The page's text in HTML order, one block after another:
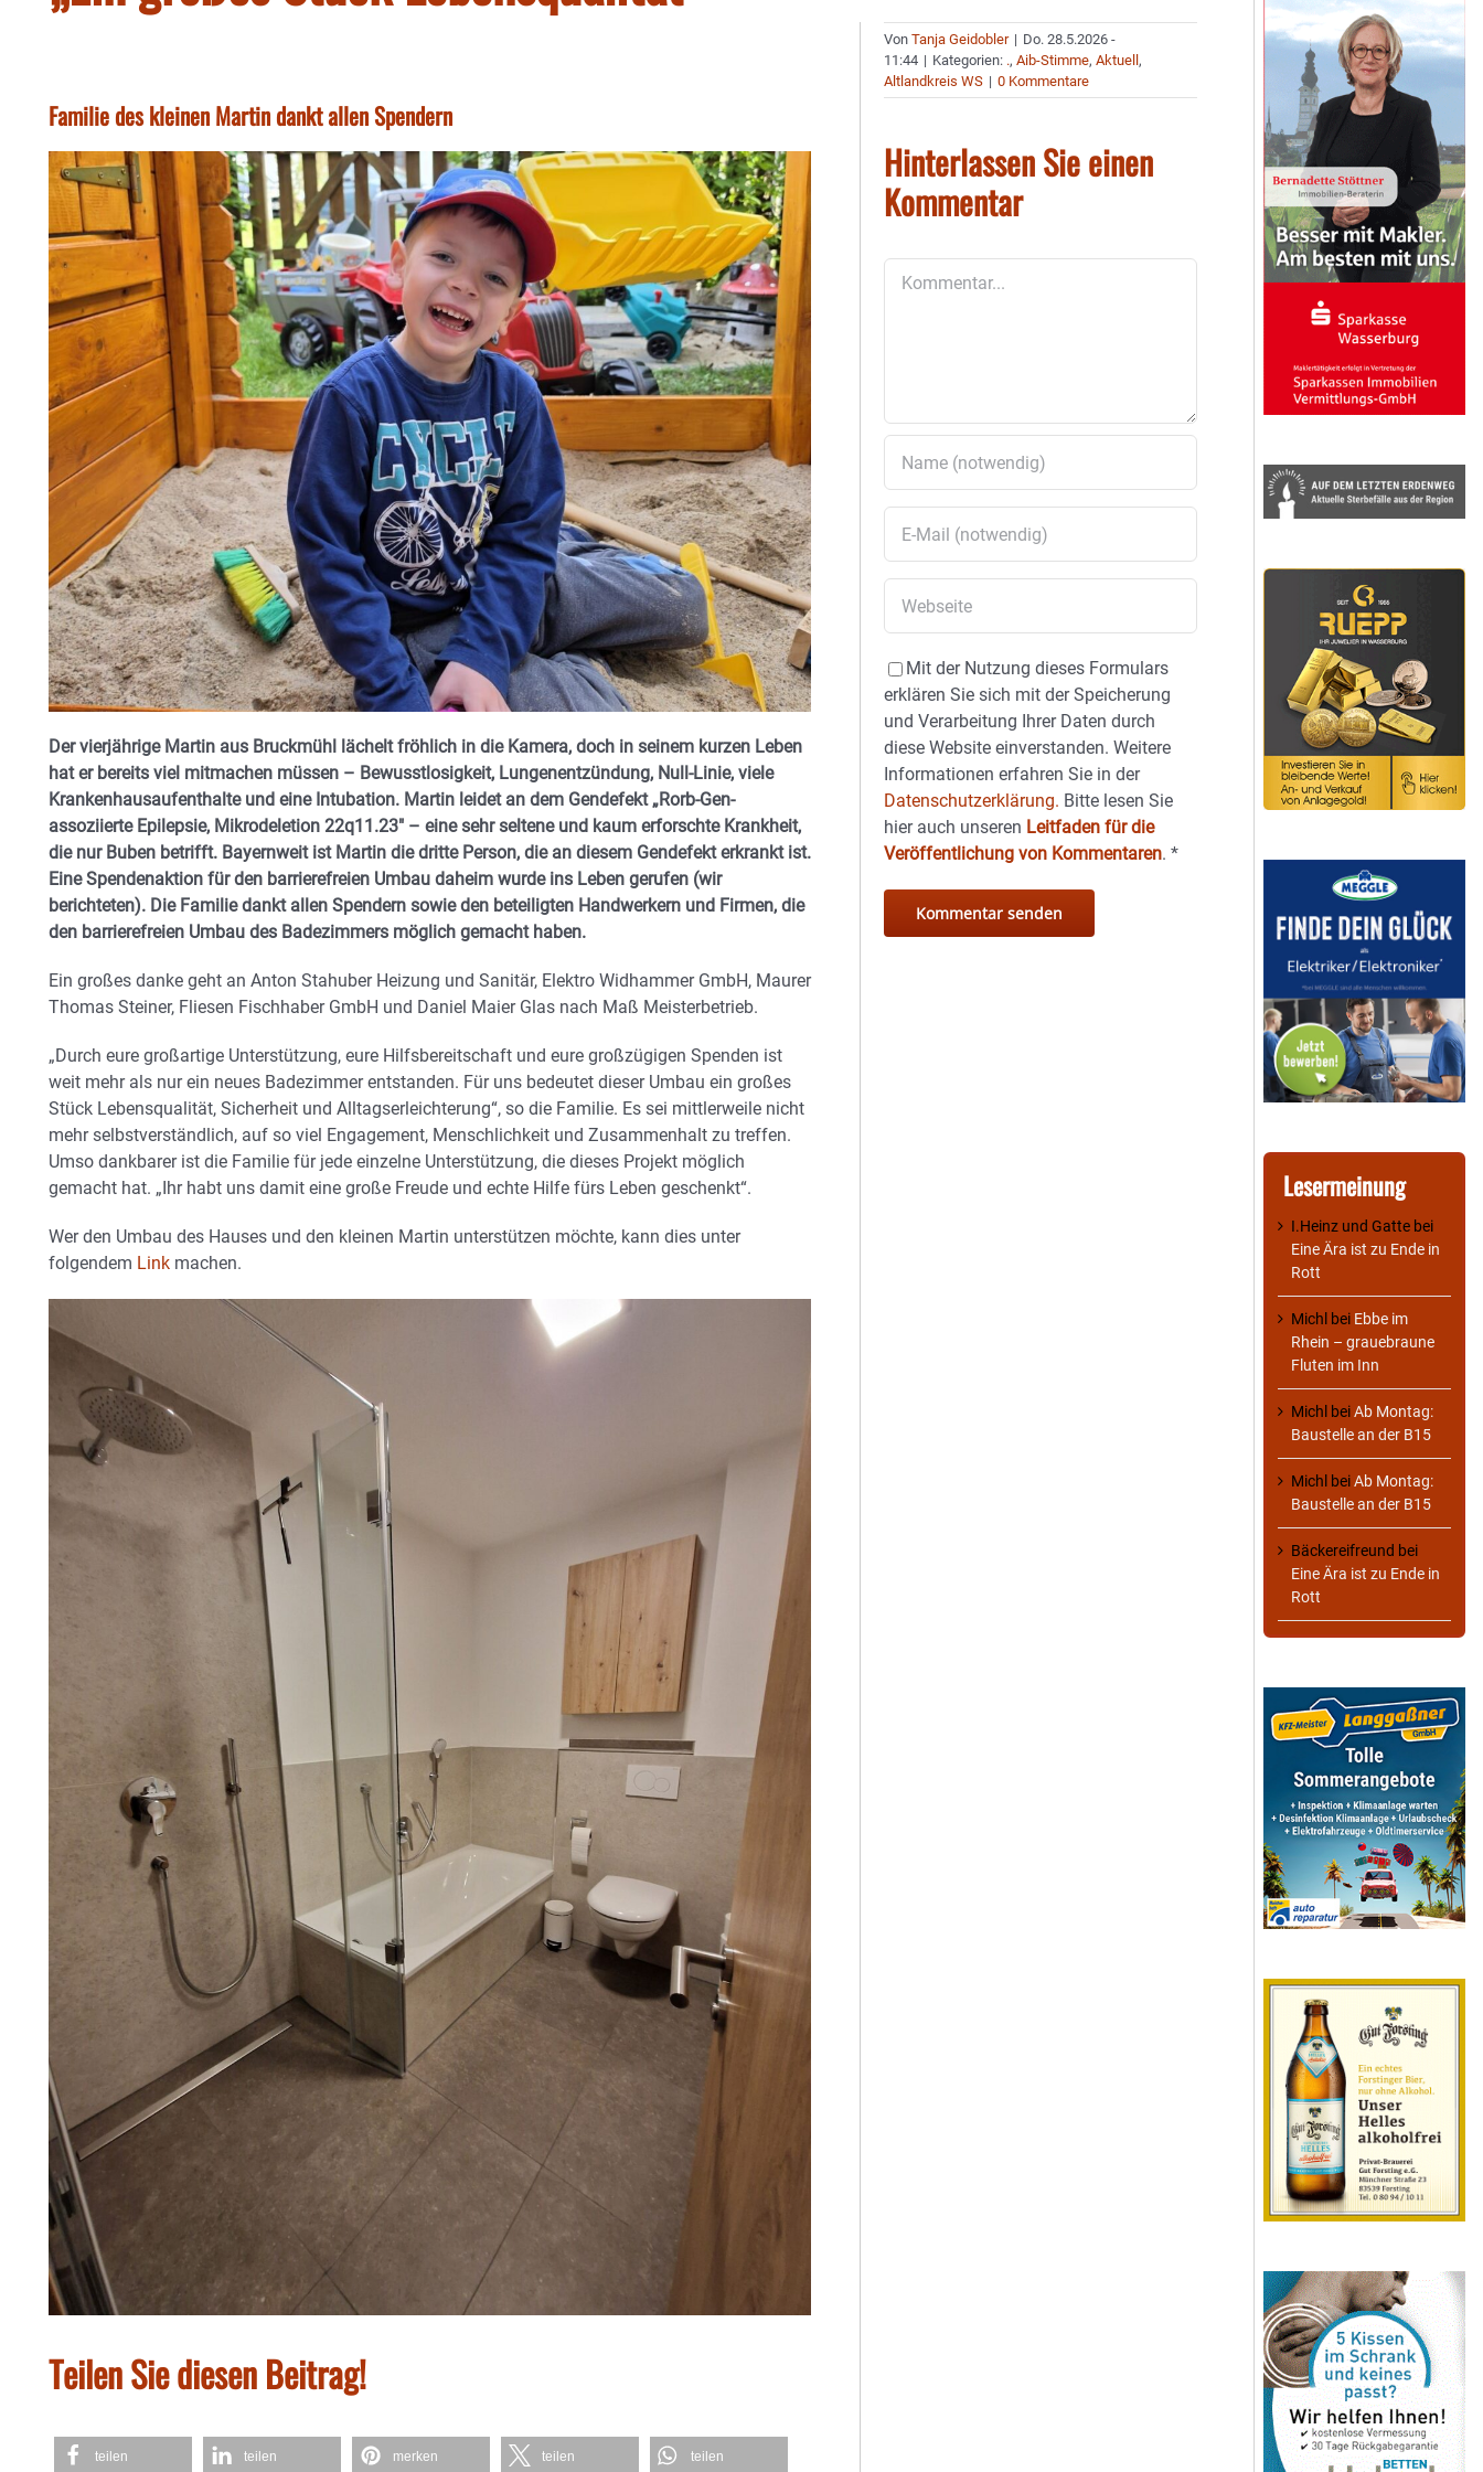
Familie des kleinen Martin dankt allen Spendern
Der vierjährige Martin aus Bruckmühl lächelt fröhlich in die Kamera, doch in seinem kurzen Leben
hat er bereits viel mitmachen müssen – Bewusstlosigkeit, Lungenentzündung, Null-Linie, viele
Krankenhausaufenthalte und eine Intubation. Martin leidet an dem Gendefekt „Rorb-Gen-
assoziierte Epilepsie, Mikrodeletion 22q11.23″ – eine sehr seltene und kaum erforschte Krankheit,
die nur Buben betrifft. Bayernweit ist Martin die dritte Person, die an diesem Gendefekt erkrankt ist.
Eine Spendenaktion für den barrierefreien Umbau daheim wurde ins Leben gerufen (wir
berichteten). Die Familie dankt allen Spendern sowie den beteiligten Handwerkern und Firmen, die
den barrierefreien Umbau des Badezimmers möglich gemacht haben.
Ein großes danke geht an Anton Stahuber Heizung und Sanitär, Elektro Widhammer GmbH, Maurer
Thomas Steiner, Fliesen Fischhaber GmbH und Daniel Maier Glas nach Maß Meisterbetrieb.
„Durch eure großartige Unterstützung, eure Hilfsbereitschaft und eure großzügigen Spenden ist
weit mehr als nur ein neues Badezimmer entstanden. Für uns bedeutet dieser Umbau ein großes
Stück Lebensqualität, Sicherheit und Alltagserleichterung“, so die Familie. Es sei mittlerweile nicht
mehr selbstverständlich, auf so viel Engagement, Menschlichkeit und Zusammenhalt zu treffen.
Umso dankbarer ist die Familie für jede einzelne Unterstützung, die dieses Projekt möglich
gemacht hat. „Ihr habt uns damit eine große Freude und echte Hilfe fürs Leben geschenkt“.
Wer den Umbau des Hauses und den kleinen Martin unterstützen möchte, kann dies unter
folgendem Link machen.
Teilen Sie diesen Beitrag!
teilen teilen merken teilen teilen
VonTanja Geidobler | Do. 28.5.2026 -
11:44 | Kategorien: .,Aib-Stimme,Aktuell,
Altlandkreis WS | 0 Kommentare
Hinterlassen Sie einen
Kommentar
Mit der Nutzung dieses Formulars
erklären Sie sich mit der Speicherung
und Verarbeitung Ihrer Daten durch
diese Website einverstanden. Weitere
Informationen erfahren Sie in der
Datenschutzerklärung. Bitte lesen Sie
hier auch unseren Leitfaden für die
Veröffentlichung von Kommentaren.*
Lesermeinung
I.Heinz und Gatte bei
Eine Ära ist zu Ende in
Rott
Michl bei Ebbe im
Rhein – grauebraune
Fluten im Inn
Michl beiAb Montag:
Baustelle an der B15
Michl beiAb Montag:
Baustelle an der B15
Bäckereifreund bei
Eine Ära ist zu Ende in
Rott